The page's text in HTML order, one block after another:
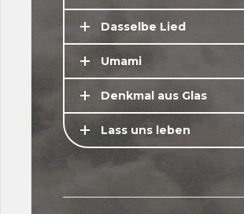
Dasselbe Lied
Umami
Denkmal aus Glas
Lass uns leben